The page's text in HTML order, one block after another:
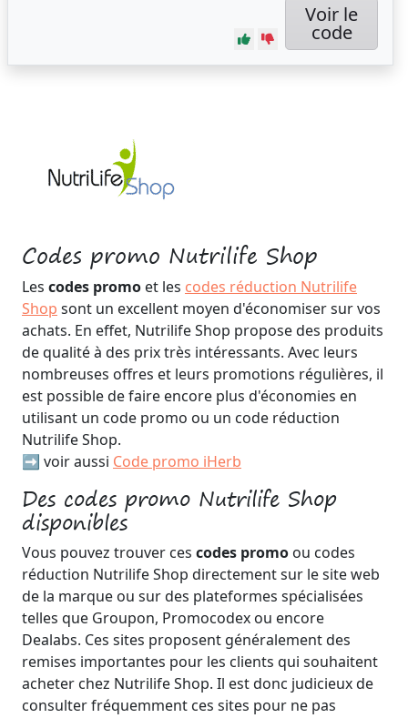
Codes promo Nutrilife Shop
Les codes promo et les codes réduction Nutrilife
Shop sont un excellent moyen d'économiser sur vos
achats. En effet, Nutrilife Shop propose des produits
de qualité à des prix très intéressants. Avec leurs
nombreuses offres et leurs promotions régulières, il
est possible de faire encore plus d'économies en
utilisant un code promo ou un code réduction
Nutrilife Shop.
➡️ voir aussi Code promo iHerb
Des codes promo Nutrilife Shop
disponibles
Vous pouvez trouver ces codes promo ou codes
réduction Nutrilife Shop directement sur le site web
de la marque ou sur des plateformes spécialisées
telles que Groupon, Promocodex ou encore
Dealabs. Ces sites proposent généralement des
remises importantes pour les clients qui souhaitent
acheter chez Nutrilife Shop. Il est donc judicieux de
consulter fréquemment ces sites pour ne pas
Voir le
code